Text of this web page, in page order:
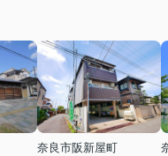
奈良市阪新屋町